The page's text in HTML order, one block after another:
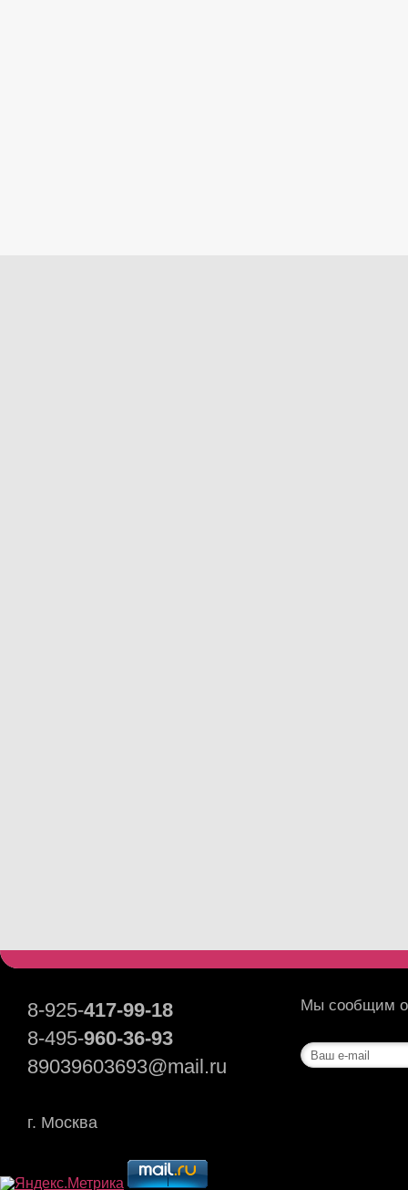
8-925-417-99-18
8-495-960-36-93
89039603693@mail.ru
г. Москва
Мы сообщим о